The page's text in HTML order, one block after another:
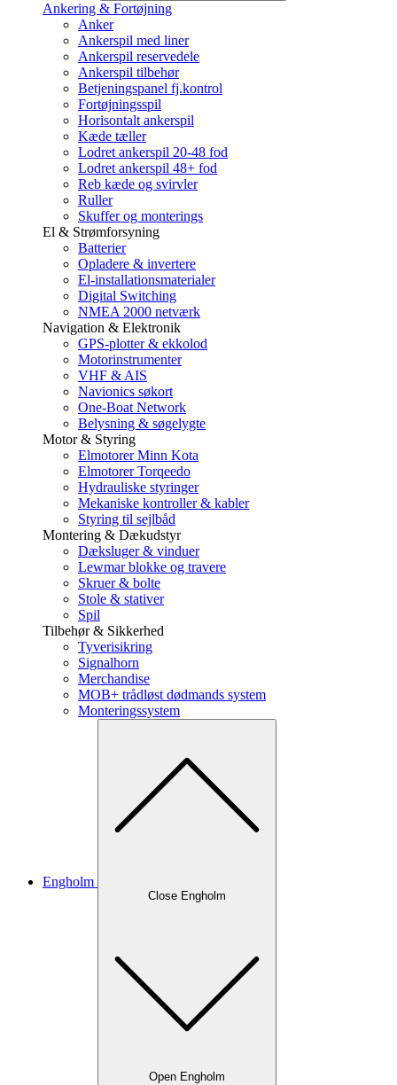
Ankering & Fortøjning
Anker
Ankerspil med liner
Ankerspil reservedele
Ankerspil tilbehør
Betjeningspanel fj.kontrol
Fortøjningsspil
Horisontalt ankerspil
Kæde tæller
Lodret ankerspil 20-48 fod
Lodret ankerspil 48+ fod
Reb kæde og svirvler
Ruller
Skuffer og monterings
El & Strømforsyning
Batterier
Opladere & invertere
El-installationsmaterialer
Digital Switching
NMEA 2000 netværk
Navigation & Elektronik
GPS-plotter & ekkolod
Motorinstrumenter
VHF & AIS
Navionics søkort
One-Boat Network
Belysning & søgelygte
Motor & Styring
Elmotorer Minn Kota
Elmotorer Torqeedo
Hydrauliske styringer
Mekaniske kontroller & kabler
Styring til sejlbåd
Montering & Dækudstyr
Dæksluger & vinduer
Lewmar blokke og travere
Skruer & bolte
Stole & stativer
Spil
Tilbehør & Sikkerhed
Tyverisikring
Signalhorn
Merchandise
MOB+ trådløst dødmands system
Monteringssystem
Engholm
Close Engholm
Open Engholm